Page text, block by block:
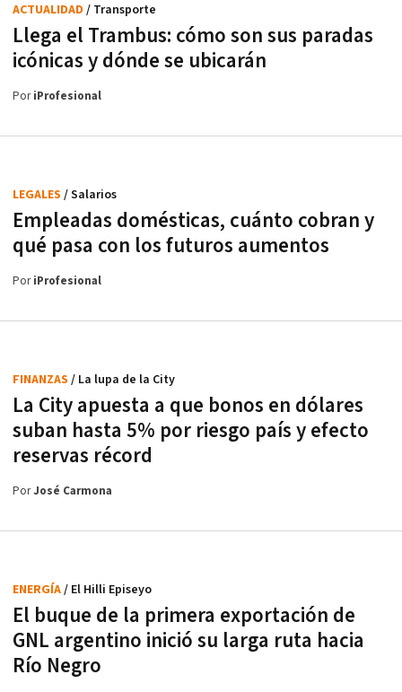
Llega el Trambus: cómo son sus paradas
icónicas y dónde se ubicarán
ACTUALIDAD / Transporte
PoriProfesional
Empleadas domésticas, cuánto cobran y
qué pasa con los futuros aumentos
LEGALES / Salarios
PoriProfesional
La City apuesta a que bonos en dólares
suban hasta 5% por riesgo país y efecto
reservas récord
FINANZAS / La lupa de la City
PorJosé Carmona
El buque de la primera exportación de
GNL argentino inició su larga ruta hacia
Río Negro
ENERGÍA/ El Hilli Episeyo